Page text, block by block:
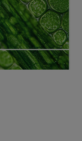
Klinisch onderzoek
daarna 2